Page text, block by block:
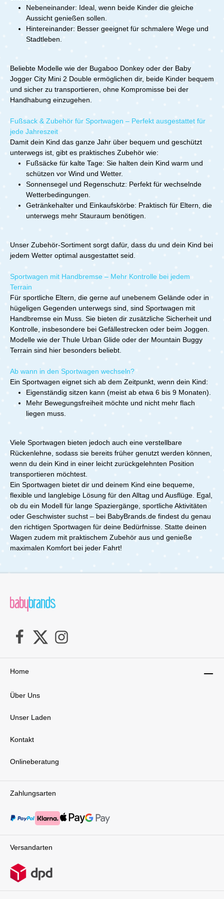
Adaptern) Babyschalen
Adapter GetränkehalterLieferumfang:1x CYBEX e
Gazelle S Moon Black1x CYBEX Gazelle Cot Moon
Black
(Babywanne)Einkaufskorb Spielbügel Sonnenverdeck
Der ausziehbare, verstärkte Einkaufskorb bietet Platz
für Einkäufe oder Zubehör bis zu 7 kg – ideal für
längere Ausflüge.Der Switch Kinderwagen vereint
modernes Design, innovative Technik und höchste
Details: Gewicht: 10,7 kgFaltmaß: B 51 x H 74 x 40,5
cmab Geburt bis max. 22 kg Lieferumfang: 1x PEG
SwitchFußsack
Nebeneinander: Ideal, wenn beide Kinder die gleiche
Aussicht genießen sollen.
Hintereinander: Besser geeignet für schmalere Wege und
Stadtleben.
Beliebte Modelle wie der Bugaboo Donkey oder der Baby
Jogger City Mini 2 Double ermöglichen dir, beide Kinder bequem
und sicher zu transportieren, ohne Kompromisse bei der
Handhabung einzugehen.
Fußsack & Zubehör für Sportwagen – Perfekt ausgestattet für
jede Jahreszeit
Damit dein Kind das ganze Jahr über bequem und geschützt
unterwegs ist, gibt es praktisches Zubehör wie:
Fußsäcke für kalte Tage: Sie halten dein Kind warm und
schützen vor Wind und Wetter.
Sonnensegel und Regenschutz: Perfekt für wechselnde
Wetterbedingungen.
Getränkehalter und Einkaufskörbe: Praktisch für Eltern, die
unterwegs mehr Stauraum benötigen.
Unser Zubehör-Sortiment sorgt dafür, dass du und dein Kind bei
jedem Wetter optimal ausgestattet seid.
Sportwagen mit Handbremse – Mehr Kontrolle bei jedem
Terrain
Für sportliche Eltern, die gerne auf unebenem Gelände oder in
hügeligen Gegenden unterwegs sind, sind Sportwagen mit
Handbremse ein Muss. Sie bieten dir zusätzliche Sicherheit und
Kontrolle, insbesondere bei Gefällestrecken oder beim Joggen.
Modelle wie der Thule Urban Glide oder der Mountain Buggy
Terrain sind hier besonders beliebt.
Ab wann in den Sportwagen wechseln?
Ein Sportwagen eignet sich ab dem Zeitpunkt, wenn dein Kind:
Eigenständig sitzen kann (meist ab etwa 6 bis 9 Monaten).
Mehr Bewegungsfreiheit möchte und nicht mehr flach
liegen muss.
Viele Sportwagen bieten jedoch auch eine verstellbare
Rückenlehne, sodass sie bereits früher genutzt werden können,
wenn du dein Kind in einer leicht zurückgelehnten Position
transportieren möchtest.
Ein Sportwagen bietet dir und deinem Kind eine bequeme,
flexible und langlebige Lösung für den Alltag und Ausflüge. Egal,
ob du ein Modell für lange Spaziergänge, sportliche Aktivitäten
oder Geschwister suchst – bei BabyBrands.de findest du genau
den richtigen Sportwagen für deine Bedürfnisse. Statte deinen
Wagen zudem mit praktischem Zubehör aus und genieße
maximalen Komfort bei jeder Fahrt!
Zahlungsarten
Versandarten
Home
Über Uns
Unser Laden
Kontakt
Onlineberatung